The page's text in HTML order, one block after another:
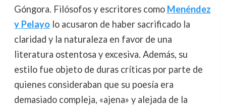
Góngora. Filósofos y escritores como Menéndez
y Pelayolo acusaron de haber sacrificado la
claridad y la naturaleza en favor de una
literatura ostentosa y excesiva. Además, su
estilo fue objeto de duras críticas por parte de
quienes consideraban que su poesía era
demasiado compleja, «ajena» y alejada de la